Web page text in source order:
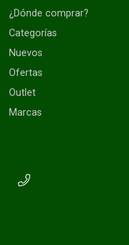
¿Dónde comprar?
Categorías
Nuevos
Ofertas
Outlet
Marcas